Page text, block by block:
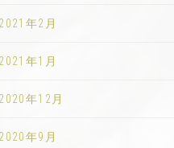
2021年2月
2021年1月
2020年12月
2020年9月